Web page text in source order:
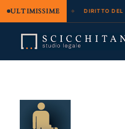
ULTIMISSIME
e regresso DIRITTO DEL
contenuto